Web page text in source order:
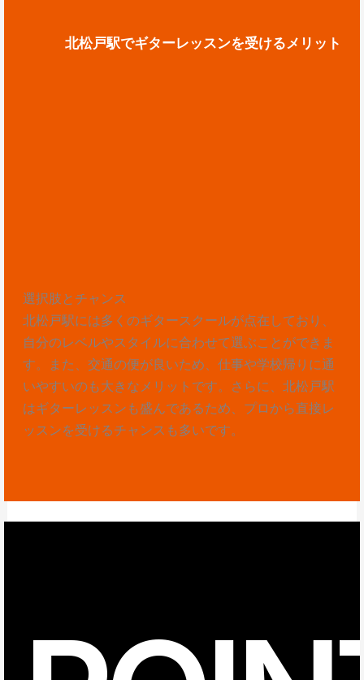
北松戸駅でギターレッスンを受けるメリット
選択肢とチャンス
北松戸駅には多くのギタースクールが点在しており、
自分のレベルやスタイルに合わせて選ぶことができま
す。また、交通の便が良いため、仕事や学校帰りに通
いやすいのも大きなメリットです。さらに、北松戸駅
はギターレッスンも盛んであるため、プロから直接レ
ッスンを受けるチャンスも多いです。